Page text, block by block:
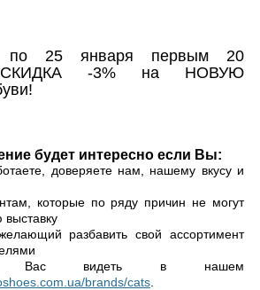
25 января первым 20
СКИДКА -3% на НОВУЮ
будет интересно если Вы:
доверяете нам, нашему вкусу и
которые по ряду причин не могут
выставку
разбавить свой ассортимент
Вас видеть в нашем
brands/cats